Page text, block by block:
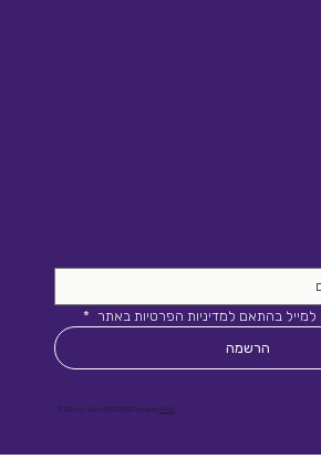
למייל בהתאם למדיניות הפרטיות באתר *
הרשמה
© 2026 by Site WORKAROUND. Made by LIRON